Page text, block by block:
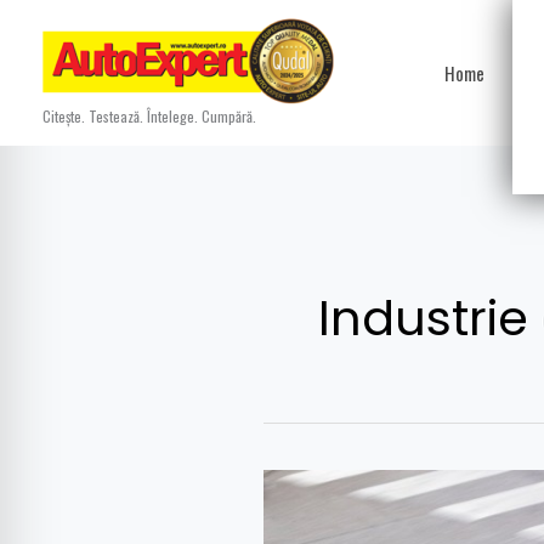
content
Citește. Testează. Întelege. Cumpără.
Home
Porsche